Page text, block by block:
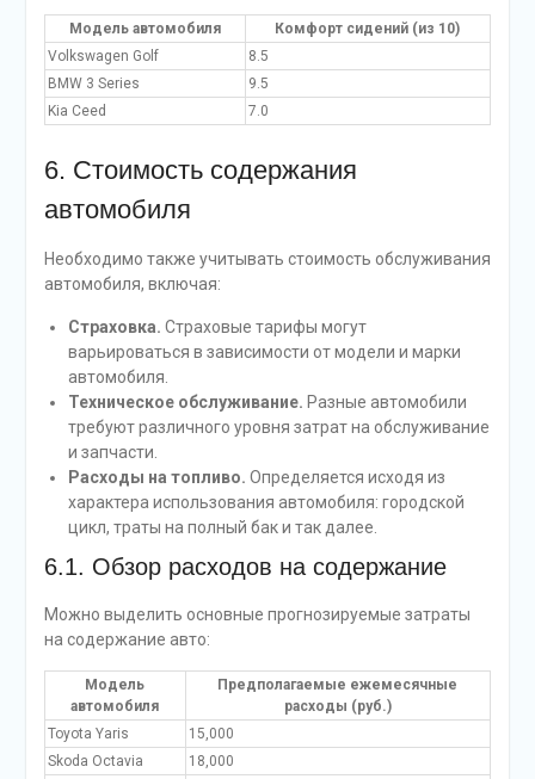
Модель автомобиля
Комфорт сидений (из 10)
Volkswagen Golf
8.5
BMW 3 Series
9.5
Kia Ceed
7.0
6. Стоимость содержания
автомобиля
Необходимо также учитывать стоимость обслуживания
автомобиля, включая:
Страховка. Страховые тарифы могут
варьироваться в зависимости от модели и марки
автомобиля.
Техническое обслуживание. Разные автомобили
требуют различного уровня затрат на обслуживание
и запчасти.
Расходы на топливо. Определяется исходя из
характера использования автомобиля: городской
цикл, траты на полный бак и так далее.
6.1. Обзор расходов на содержание
Можно выделить основные прогнозируемые затраты
на содержание авто:
Модель
автомобиля
Предполагаемые ежемесячные
расходы (руб.)
Toyota Yaris
15,000
Skoda Octavia
18,000